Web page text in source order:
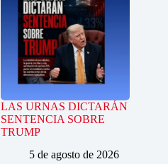
LAS URNAS DICTARÁN
SENTENCIA SOBRE
TRUMP
5 de agosto de 2026